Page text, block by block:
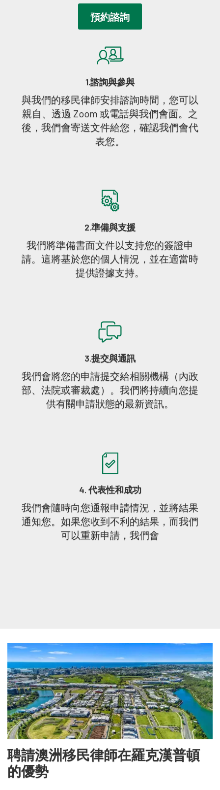
1.諮詢與參與
與我們的移民律師安排諮詢時間，您可以
親自、透過 Zoom 或電話與我們會面。之
後，我們會寄送文件給您，確認我們會代
表您。
2.準備與支援
我們將準備書面文件以支持您的簽證申
請。這將基於您的個人情況，並在適當時
提供證據支持。
3.提交與通訊
我們會將您的申請提交給相關機構（內政
部、法院或審裁處）。我們將持續向您提
供有關申請狀態的最新資訊。
4. 代表性和成功
我們會隨時向您通報申請情況，並將結果
通知您。如果您收到不利的結果，而我們
可以重新申請，我們會
預約諮詢
聘請澳洲移民律師在羅克漢普頓
的優勢